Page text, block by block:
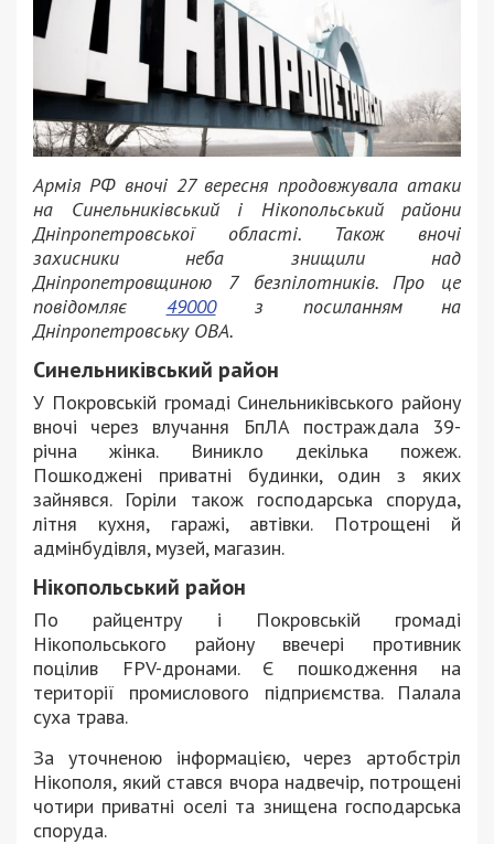
Армія РФ вночі 27 вересня продовжувала атаки
на Синельниківський і Нікопольський райони
Дніпропетровської області. Також вночі
захисники неба знищили над
Дніпропетровщиною 7 безпілотників. Про це
повідомляє 49000з посиланням на
Дніпропетровську ОВА.
Синельниківський район
У Покровській громаді Синельниківського району
вночі через влучання БпЛА постраждала 39-
річна жінка. Виникло декілька пожеж.
Пошкоджені приватні будинки, один з яких
зайнявся. Горіли також господарська споруда,
літня кухня, гаражі, автівки. Потрощені й
адмінбудівля, музей, магазин.
Нікопольський район
По райцентру і Покровській громаді
Нікопольського району ввечері противник
поцілив FPV-дронами. Є пошкодження на
території промислового підприємства. Палала
суха трава.
За уточненою інформацією, через артобстріл
Нікополя, який стався вчора надвечір, потрощені
чотири приватні оселі та знищена господарська
споруда.